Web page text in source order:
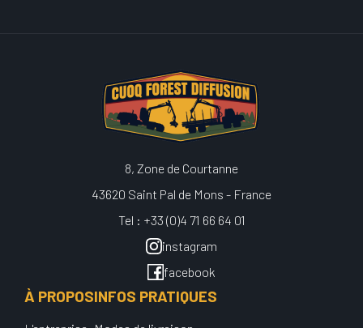
8, Zone de Courtanne
43620 Saint Pal de Mons - France
Tel : +33 (0)4 71 66 64 01
instagram
facebook
À PROPOSINFOS PRATIQUES